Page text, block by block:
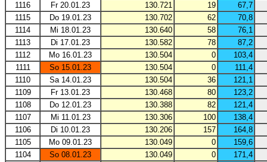
1116
Fr 20.01.23 130.721 19
67,7
1115
Do 19.01.23 130.702 62
70,8
1114
Mi 18.01.23 130.640 58
76,1
1113
Di 17.01.23 130.582 78
87,2
1112
Mo 16.01.23 130.504 0
103,4
1111
So 15.01.23 130.504 0
111,4
1110
Sa 14.01.23 130.504 36
121,1
1109
Fr 13.01.23 130.468 80
123,2
1108
Do 12.01.23 130.388 82
121,4
1107
Mi 11.01.23 130.306 100
138,4
1106
Di 10.01.23 130.206 157
164,8
1105
Mo 09.01.23 130.049 0
159,6
1104
So 08.01.23 130.049 0
171,4